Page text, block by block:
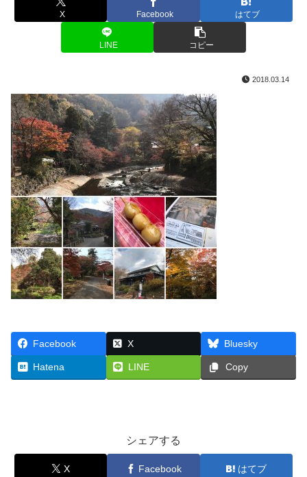
X Facebook はてブ
LINE コピー
2018.03.14
Facebook X Bluesky
Hatena LINE Copy
シェアする
X Facebook はてブ